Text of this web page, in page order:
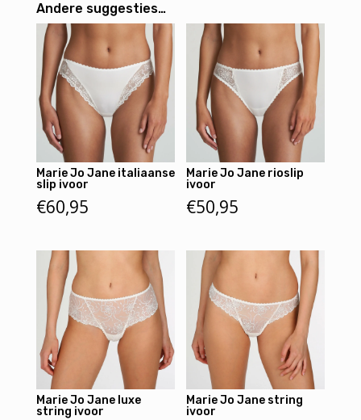
Andere suggesties…
Marie Jo Jane italiaanse
slip ivoor
€60,95
Marie Jo Jane rioslip
ivoor
€50,95
Marie Jo Jane luxe
string ivoor
Marie Jo Jane string
ivoor